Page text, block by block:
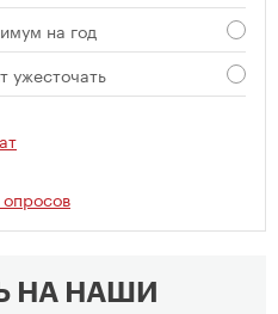
на год
ужесточать
НА НАШИ